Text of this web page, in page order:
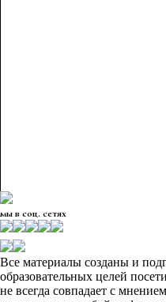
мы в соц. сетях
Все материалы созданы и
образовательных целей
не всегда совпадает с